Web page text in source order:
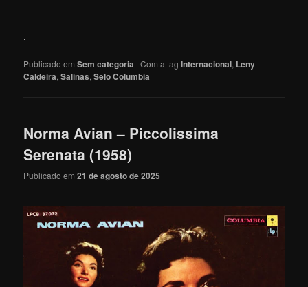
.
Publicado em Sem categoria |Com a tagInternacional, Leny
Caldeira,Salinas,Selo Columbia
Norma Avian – Piccolissima
Serenata (1958)
Publicado em21 de agosto de 2025